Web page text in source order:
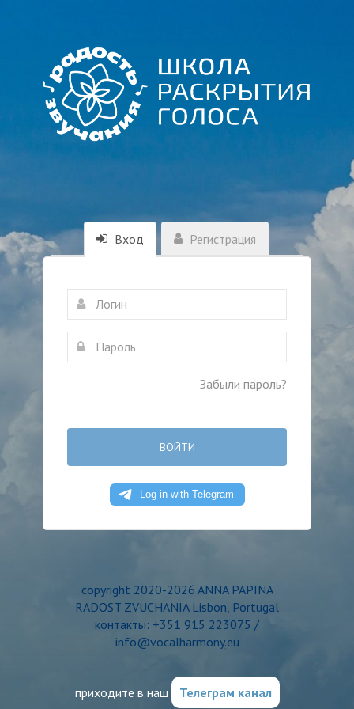
Вход Регистрация
Забыли пароль?
ВОЙТИ
copyright 2020-2026 ANNA PAPINA
RADOST ZVUCHANIA Lisbon, Portugal
контакты: +351 915 223075 /
info@vocalharmony.eu
приходите в наш Телеграм канал